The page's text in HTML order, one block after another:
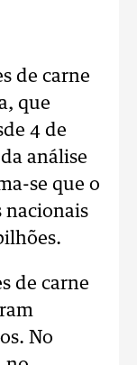
de carne
que
4 de
análise
se que o
nacionais
de carne
No